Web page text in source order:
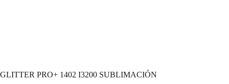
GLITTER PRO+ 1402 I3200 SUBLIMACIÓN